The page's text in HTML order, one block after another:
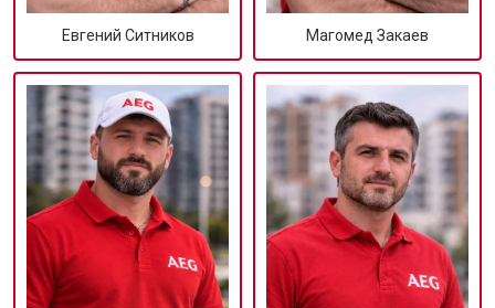
Евгений Ситников Магомед Закаев